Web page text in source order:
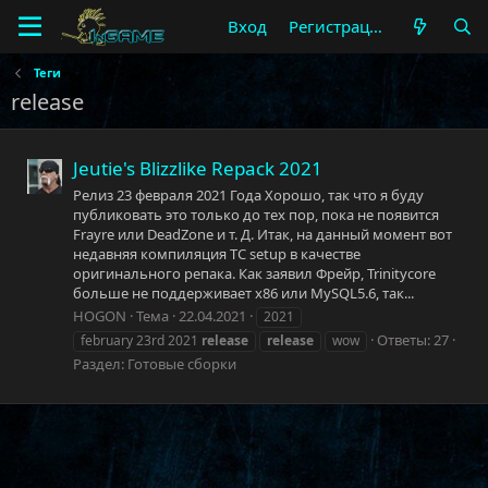
Вход Регистрация
Теги
release
Jeutie's Blizzlike Repack 2021
Релиз 23 февраля 2021 Года Хорошо, так что я буду
публиковать это только до тех пор, пока не появится
Frayre или DeadZone и т. Д. Итак, на данный момент вот
недавняя компиляция TC setup в качестве
оригинального репака. Как заявил Фрейр, Trinitycore
больше не поддерживает x86 или MySQL5.6, так...
HOGON Тема 22.04.2021
2021
february 23rd 2021 release release wow
Ответы: 27
Раздел: Готовые сборки